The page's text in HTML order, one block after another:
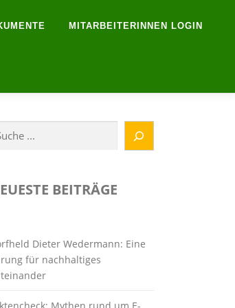
MITARBEITERINNEN LOGIN
BEITRÄGE
Dieter Wedermann: Eine
für nachhaltiges